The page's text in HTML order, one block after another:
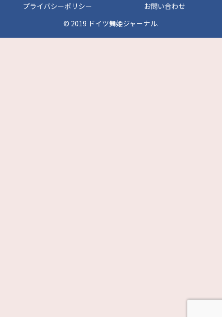
プライバシーポリシー
お問い合わせ
© 2019 ドイツ舞姫ジャーナル.